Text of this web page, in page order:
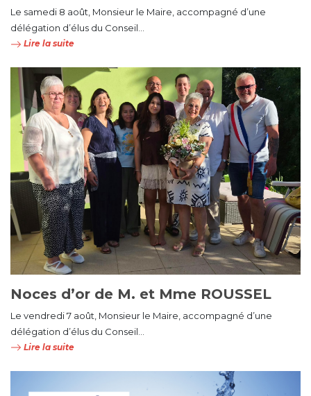
Le samedi 8 août, Monsieur le Maire, accompagné d’une
délégation d’élus du Conseil...
Lire la suite
Noces d’or de M. et Mme ROUSSEL
Le vendredi 7 août, Monsieur le Maire, accompagné d’une
délégation d’élus du Conseil...
Lire la suite